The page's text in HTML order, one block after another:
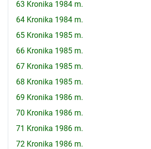
63 Kronika 1984 m.
64 Kronika 1984 m.
65 Kronika 1985 m.
66 Kronika 1985 m.
67 Kronika 1985 m.
68 Kronika 1985 m.
69 Kronika 1986 m.
70 Kronika 1986 m.
71 Kronika 1986 m.
72 Kronika 1986 m.